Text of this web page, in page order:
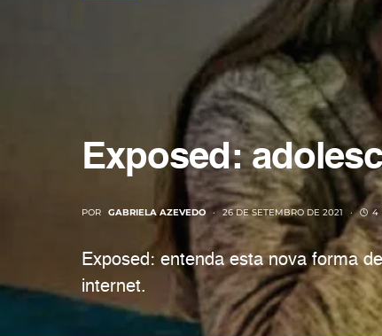
Exposed:
POR GABRIELA AZEVEDO 26 DE SETEMBRO DE 2021 4
Exposed: entenda esta nova forma
internet.